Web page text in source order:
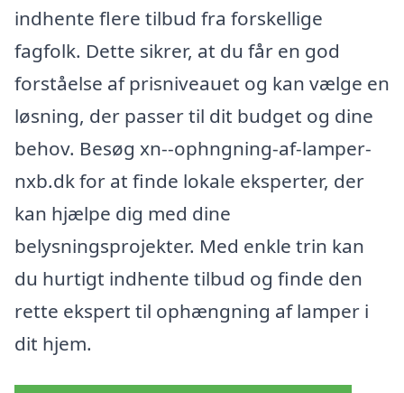
indhente flere tilbud fra forskellige
fagfolk. Dette sikrer, at du får en god
forståelse af prisniveauet og kan vælge en
løsning, der passer til dit budget og dine
behov. Besøg xn--ophngning-af-lamper-
nxb.dk for at finde lokale eksperter, der
kan hjælpe dig med dine
belysningsprojekter. Med enkle trin kan
du hurtigt indhente tilbud og finde den
rette ekspert til ophængning af lamper i
dit hjem.